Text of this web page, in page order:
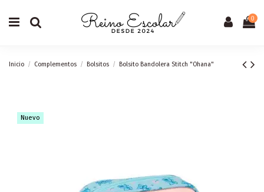
0
Inicio Complementos Bolsitos Bolsito Bandolera Stitch "Ohana"
Nuevo